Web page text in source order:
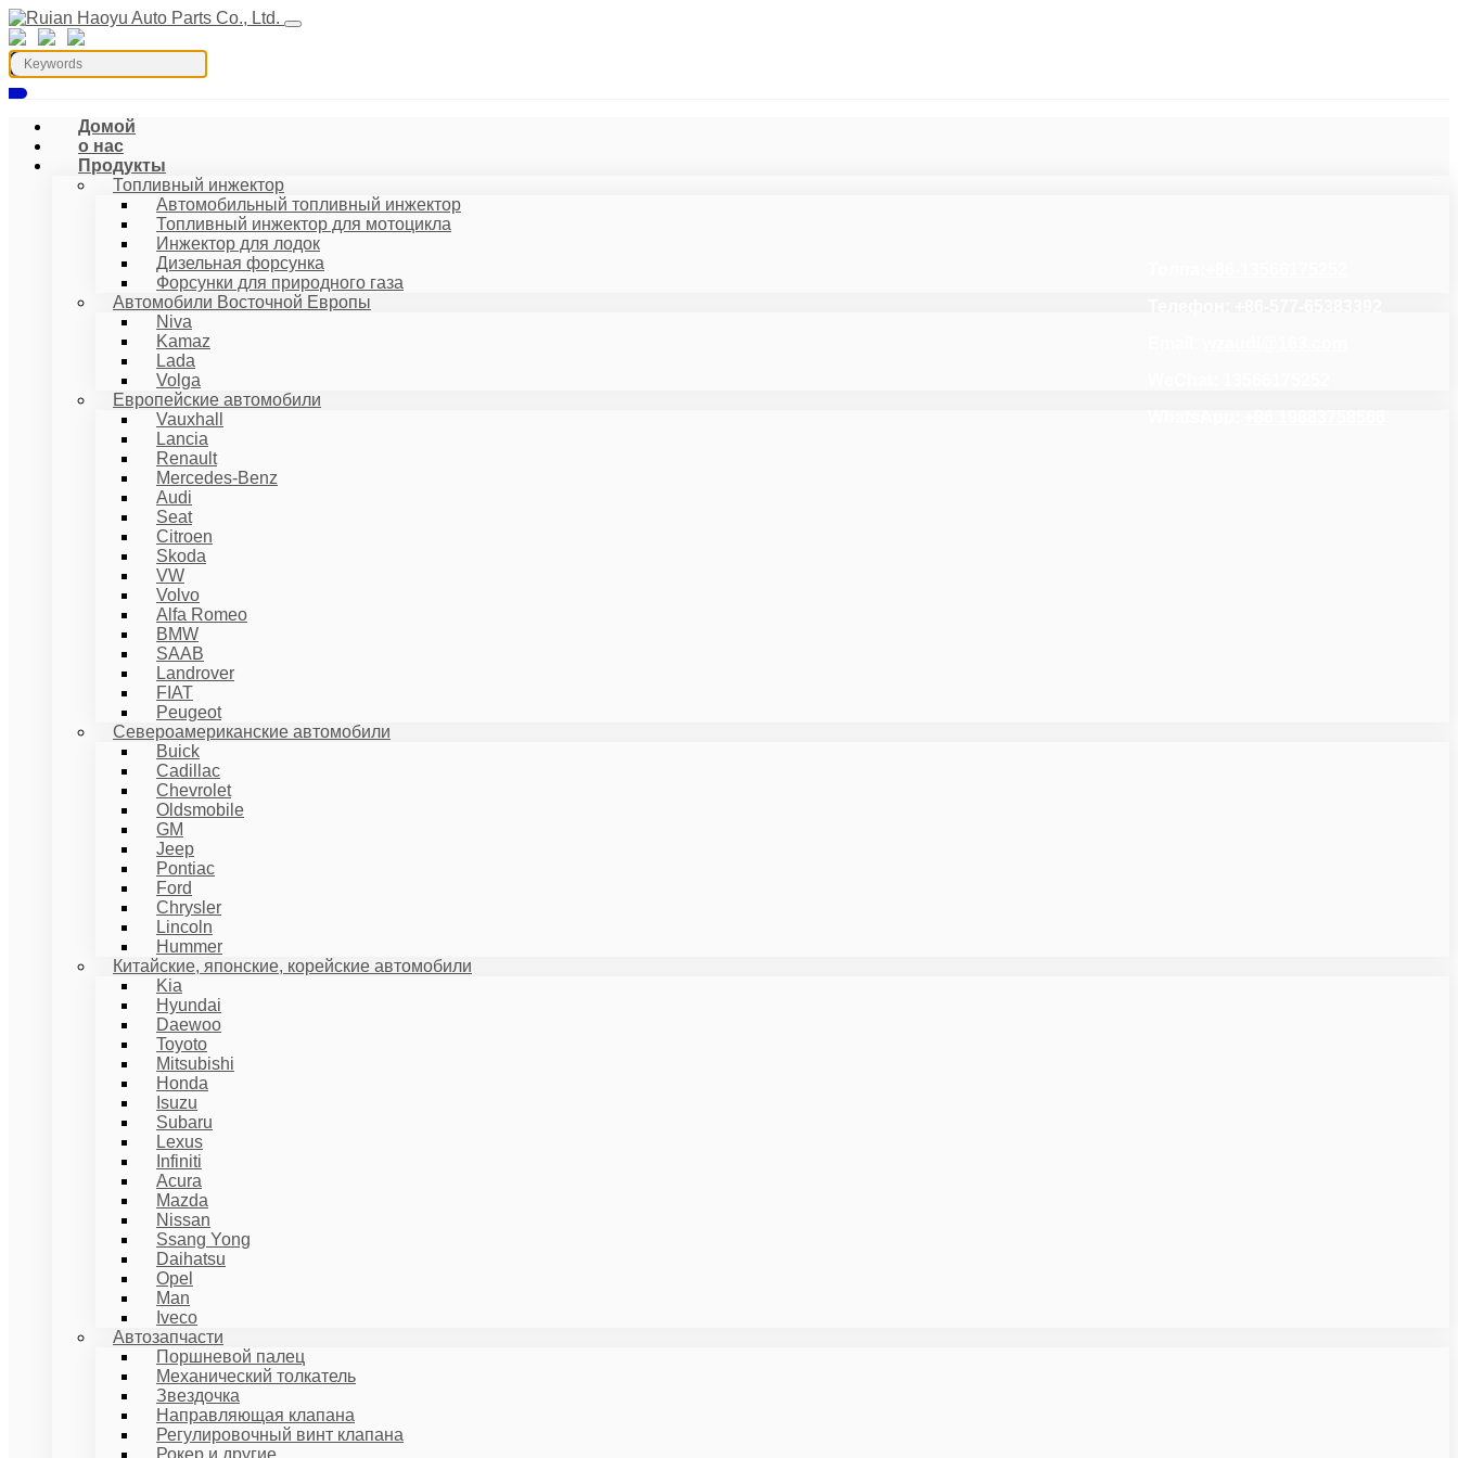
Домой
о нас
Продукты
Топливный инжектор
Автомобильный топливный инжектор
Топливный инжектор для мотоцикла
Инжектор для лодок
Дизельная форсунка
Форсунки для природного газа
Автомобили Восточной Европы
Niva
Kamaz
Lada
Volga
Европейские автомобили
Vauxhall
Lancia
Renault
Mercedes-Benz
Audi
Seat
Citroen
Skoda
VW
Volvo
Alfa Romeo
BMW
SAAB
Landrover
FIAT
Peugeot
Североамериканские автомобили
Buick
Cadillac
Chevrolet
Oldsmobile
GM
Jeep
Pontiac
Ford
Chrysler
Lincoln
Hummer
Китайские, японские, корейские автомобили
Kia
Hyundai
Daewoo
Toyoto
Mitsubishi
Honda
Isuzu
Subaru
Lexus
Infiniti
Acura
Mazda
Nissan
Ssang Yong
Daihatsu
Opel
Man
Iveco
Автозапчасти
Поршневой палец
Механический толкатель
Звездочка
Направляющая клапана
Регулировочный винт клапана
Рокер и другие